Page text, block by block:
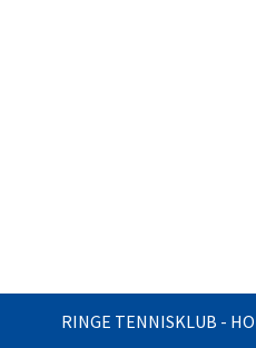
RINGE TENNISKLUB -